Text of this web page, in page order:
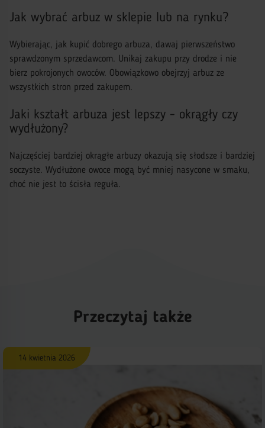
Jak wybrać arbuz w sklepie lub na rynku?
Wybierając, jak kupić dobrego arbuza, dawaj pierwszeństwo
sprawdzonym sprzedawcom. Unikaj zakupu przy drodze i nie
bierz pokrojonych owoców. Obowiązkowo obejrzyj arbuz ze
wszystkich stron przed zakupem.
Jaki kształt arbuza jest lepszy - okrągły czy
wydłużony?
Najczęściej bardziej okrągłe arbuzy okazują się słodsze i bardziej
soczyste. Wydłużone owoce mogą być mniej nasycone w smaku,
choć nie jest to ścisła reguła.
Przeczytaj także
14 kwietnia 2026